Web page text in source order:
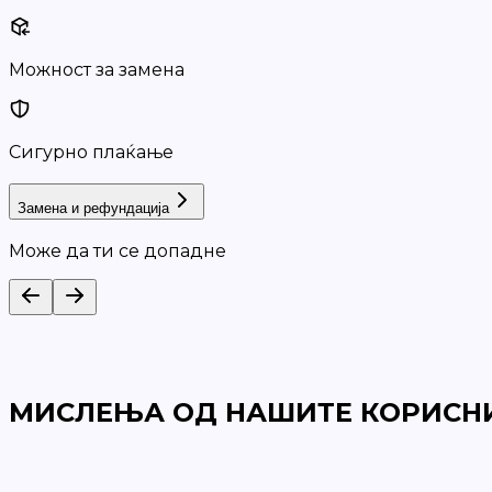
Можност за замена
Сигурно плаќање
Замена и рефундација
Може да ти се допадне
МИСЛЕЊА ОД НАШИТЕ